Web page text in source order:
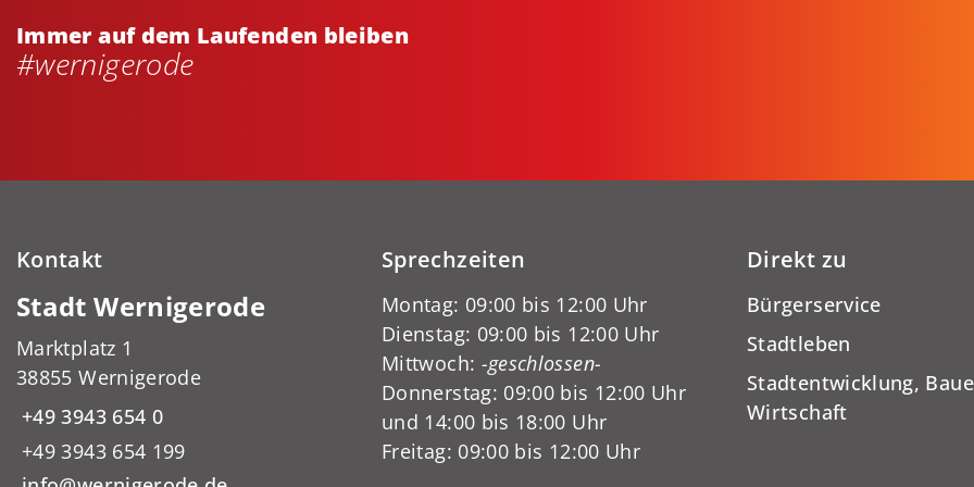
Immer auf dem Laufenden bleiben
#wernigerode
Kontakt
Stadt Wernigerode
Marktplatz 1
38855 Wernigerode
+49 3943 654 0
+49 3943 654 199
Sprechzeiten
Montag: 09:00 bis 12:00 Uhr
Dienstag: 09:00 bis 12:00 Uhr
Mittwoch: -geschlossen-
Donnerstag: 09:00 bis 12:00 Uhr
und 14:00 bis 18:00 Uhr
Freitag: 09:00 bis 12:00 Uhr
Direkt zu
Bürgerservice
Stadtleben
Stadtentwicklung,
Wirtschaft